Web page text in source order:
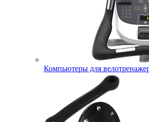
Компьютеры для